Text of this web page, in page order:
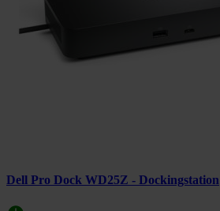
Dell Pro Dock WD25Z - Dockingstation